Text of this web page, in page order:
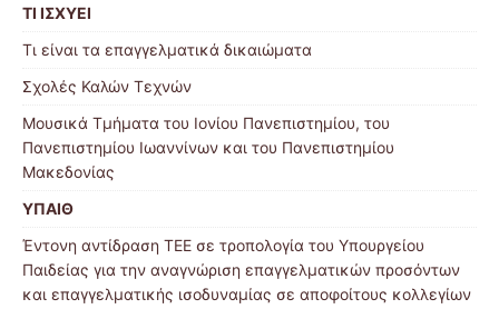
ΤΙ ΙΣΧΥΕΙ
Τι είναι τα επαγγελματικά δικαιώματα
Σχολές Καλών Τεχνών
Μουσικά Τμήματα του Ιονίου Πανεπιστημίου, του
Πανεπιστημίου Ιωαννίνων και του Πανεπιστημίου
Μακεδονίας
ΥΠΑΙΘ
Έντονη αντίδραση ΤΕΕ σε τροπολογία του Υπουργείου
Παιδείας για την αναγνώριση επαγγελματικών προσόντων
και επαγγελματικής ισοδυναμίας σε αποφοίτους κολλεγίων